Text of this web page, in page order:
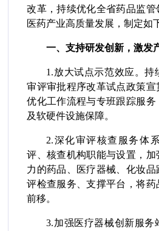
改革，持续优化全省药品监
医药产业高质量发展，制定如
一、支持研发创新，激发
1.放大试点示范效应。持
审评审批程序改革试点政策宣
优化工作流程与专班跟踪服务
及软硬件设施保障。
2.深化审评核查服务体系
评、核查机构职能与设置，
力的药品、医疗器械、化妆
评检查服务、支撑平台，将
前移。
3.加强医疗器械创新服务